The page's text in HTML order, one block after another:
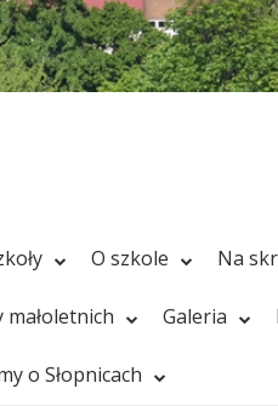
O szkole Na
Galeria
o Słopnicach